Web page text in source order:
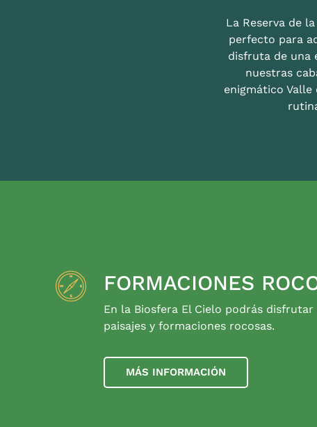
La Reserva de
perfecto para
disfruta de una
nuestras
enigmático
FORMACIONES
En la Biosfera El Cielo podrás
paisajes y formaciones rocosas.
MÁS INFORMACIÓN